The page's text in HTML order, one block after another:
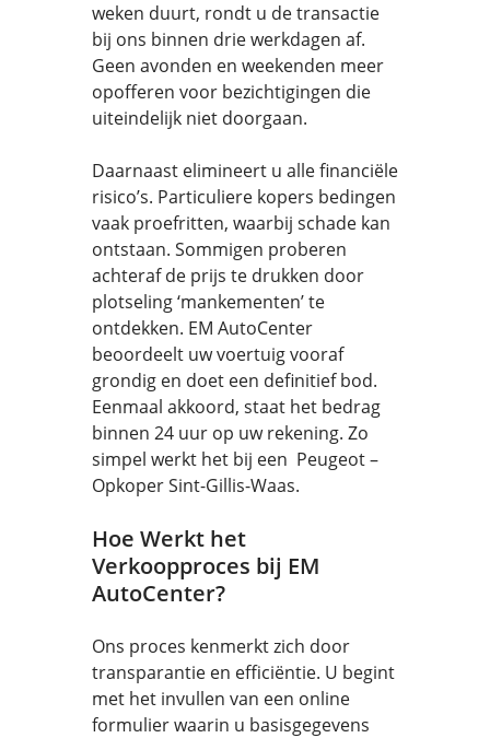
weken duurt, rondt u de transactie
bij ons binnen drie werkdagen af.
Geen avonden en weekenden meer
opofferen voor bezichtigingen die
uiteindelijk niet doorgaan.
Daarnaast elimineert u alle financiële
risico’s. Particuliere kopers bedingen
vaak proefritten, waarbij schade kan
ontstaan. Sommigen proberen
achteraf de prijs te drukken door
plotseling ‘mankementen’ te
ontdekken. EM AutoCenter
beoordeelt uw voertuig vooraf
grondig en doet een definitief bod.
Eenmaal akkoord, staat het bedrag
binnen 24 uur op uw rekening. Zo
simpel werkt het bij een Peugeot –
Opkoper Sint-Gillis-Waas.
Hoe Werkt het
Verkoopproces bij EM
AutoCenter?
Ons proces kenmerkt zich door
transparantie en efficiëntie. U begint
met het invullen van een online
formulier waarin u basisgegevens